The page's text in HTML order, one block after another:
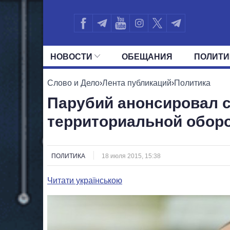
НОВОСТИ ОБЕЩАНИЯ
ВСЕ ПОЛИТИКИ ПРЕЗИДЕНТ И
Слово и Дело›Лента публикаций›Политика
Парубий анонсировал
территориальной
ПОЛИТИКА 18 июля 2015, 15:38
Читати українською